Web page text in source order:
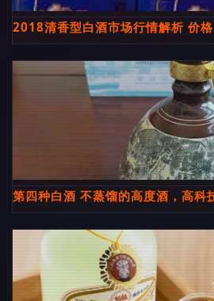
2018清香型白酒市场行情解析 价
第四种白酒 不蒸馏的高度酒，高科